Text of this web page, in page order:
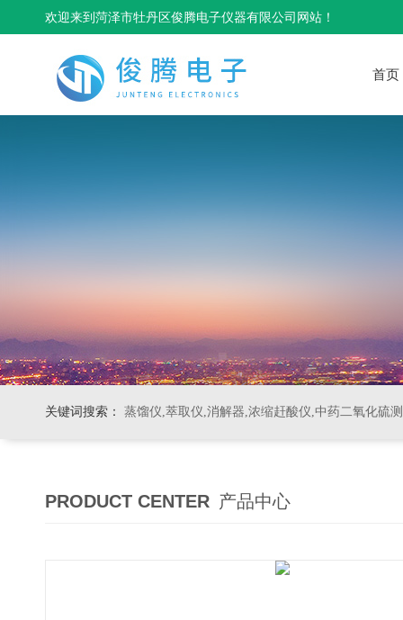
欢迎来到菏泽市牡丹区俊腾电子仪器有限公司网站！
首页
关键词搜索： 蒸馏仪,萃取仪,消解器,浓缩赶酸仪,中药二氧化硫
PRODUCT CENTER 产品中心